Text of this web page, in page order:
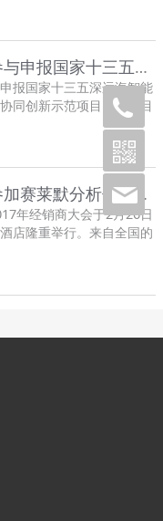
青岛欧蓝特成功参与申报国家十三五深远海智能化网箱整装装备产业链协同创新示范项目
报国家十三五深远海智能
同创新示范项目。该项目
能化网箱整装装备标准
青岛欧蓝特应邀参加赛莱默分析仪器中国2017年经销商大会
年经销商大会于2月26日
店隆重举行。来自全国的